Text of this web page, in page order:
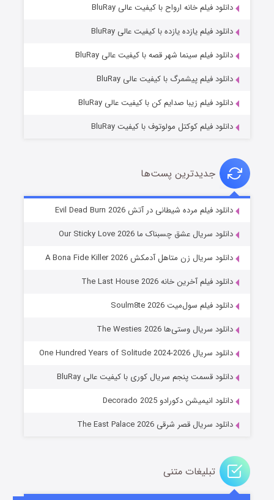
شوهر
قسمت۲ (زیرنویس) منتشر شد
دانلود فیلم خانه ارواح با کیفیت عالی BluRay
دانلود فیلم یازده یازده با کیفیت عالی BluRay
دانلود فیلم سینما شهر قصه با کیفیت عالی BluRay
دانلود فیلم پیشمرگ با کیفیت عالی BluRay
دانلود فیلم زیبا صدایم کن با کیفیت عالی BluRay
دانلود فیلم کوکتل مولوتوف با کیفیت BluRay
جدیدترین پست‌ها
دانلود فیلم مرده شیطانی در آتش Evil Dead Burn 2026
دانلود سریال عشق چسبناک ما Our Sticky Love 2026
دانلود سریال زن متاهل آدمکش A Bona Fide Killer 2026
دانلود فیلم آخرین خانه The Last House 2026
دانلود فیلم سول‌میت Soulm8te 2026
دانلود سریال وستی‌ها The Westies 2026
دانلود سریال One Hundred Years of Solitude 2024-2026
دانلود قسمت پنجم سریال کوری با کیفیت عالی BluRay
دانلود انیمیشن دکورادو Decorado 2025
دانلود سریال قصر شرقی The East Palace 2026
تبلیغات متنی